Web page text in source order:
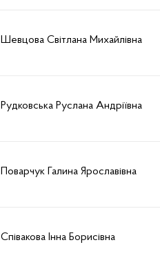
Шевцова Світлана Михайлівна
Рудковська Руслана Андріївна
Поварчук Галина Ярославівна
Співакова Інна Борисівна